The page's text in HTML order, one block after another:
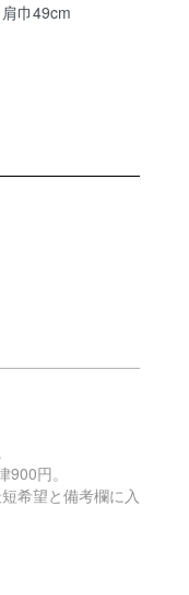
巾49cm
円。
希望と備考欄に入